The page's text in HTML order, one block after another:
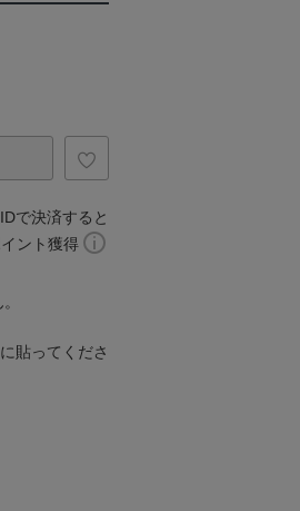
で決済すると
ント獲得
貼ってくださ